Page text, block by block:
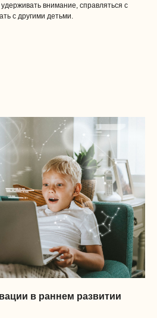
внимание, справляться с
с другими детьми.
в раннем развитии